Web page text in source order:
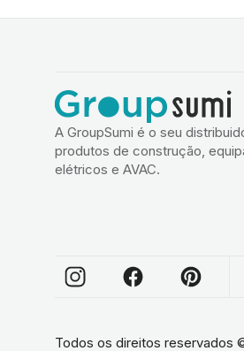
A GroupSumi é o seu
produtos de construção,
elétricos e AVAC.
Todos os direitos reservados